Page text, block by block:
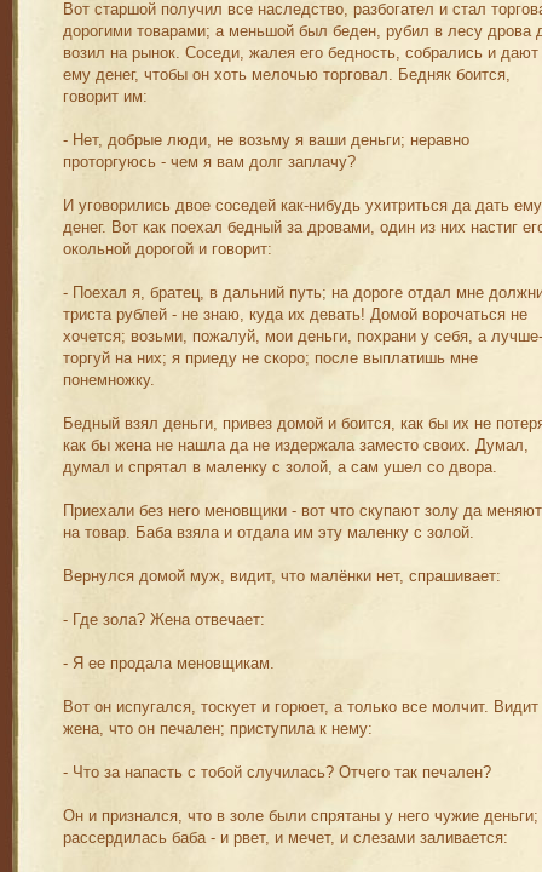
Вот старшой получил все наследство, разбогател и стал
дорогими товарами; а меньшой был беден, рубил в лесу дрова
возил на рынок. Соседи, жалея его бедность, собрались и дают
ему денег, чтобы он хоть мелочью торговал. Бедняк боится,
говорит им:
- Нет, добрые люди, не возьму я ваши деньги; неравно
проторгуюсь - чем я вам долг заплачу?
И уговорились двое соседей как-нибудь ухитриться да дать ему
денег. Вот как поехал бедный за дровами, один из них настиг
окольной дорогой и говорит:
- Поехал я, братец, в дальний путь; на дороге отдал мне
триста рублей - не знаю, куда их девать! Домой ворочаться не
хочется; возьми, пожалуй, мои деньги, похрани у себя, а
торгуй на них; я приеду не скоро; после выплатишь мне
понемножку.
Бедный взял деньги, привез домой и боится, как бы их не
как бы жена не нашла да не издержала заместо своих. Думал,
думал и спрятал в маленку с золой, а сам ушел со двора.
Приехали без него меновщики - вот что скупают золу да
на товар. Баба взяла и отдала им эту маленку с золой.
Вернулся домой муж, видит, что малёнки нет, спрашивает:
- Где зола? Жена отвечает:
- Я ее продала меновщикам.
Вот он испугался, тоскует и горюет, а только все молчит. Видит
жена, что он печален; приступила к нему:
- Что за напасть с тобой случилась? Отчего так печален?
Он и признался, что в золе были спрятаны у него чужие деньги;
рассердилась баба - и рвет, и мечет, и слезами заливается: